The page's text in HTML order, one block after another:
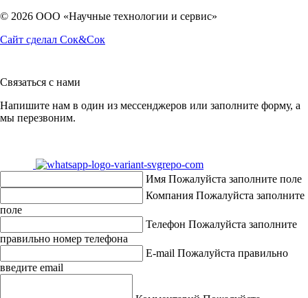
© 2026 OOO «Научные технологии и сервис»
Сайт сделал Сок&Сок
Связаться с нами
Напишите нам в один из мессенджеров или заполните форму, а
мы перезвоним.
Имя Пожалуйста заполните поле
Компания Пожалуйста заполните
поле
Телефон Пожалуйста заполните
правильно номер телефона
E-mail Пожалуйста правильно
введите email